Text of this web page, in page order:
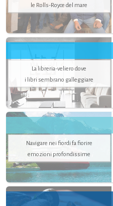
le Rolls-Royce del mare
La libreria-veliero dove
i libri sembrano galleggiare
Navigare nei fiordi fa fiorire
emozioni profondissime